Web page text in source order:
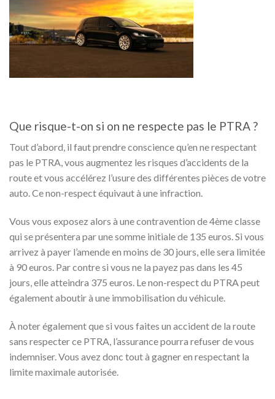
Que risque-t-on si on ne respecte pas le PTRA ?
Tout d’abord, il faut prendre conscience qu’en ne respectant
pas le PTRA, vous augmentez les risques d’accidents de la
route et vous accélérez l’usure des différentes pièces de votre
auto. Ce non-respect équivaut à une infraction.
Vous vous exposez alors à une contravention de 4ème classe
qui se présentera par une somme initiale de 135 euros. Si vous
arrivez à payer l’amende en moins de 30 jours, elle sera limitée
à 90 euros. Par contre si vous ne la payez pas dans les 45
jours, elle atteindra 375 euros. Le non-respect du PTRA peut
également aboutir à une immobilisation du véhicule.
À noter également que si vous faites un accident de la route
sans respecter ce PTRA, l’assurance pourra refuser de vous
indemniser. Vous avez donc tout à gagner en respectant la
limite maximale autorisée.